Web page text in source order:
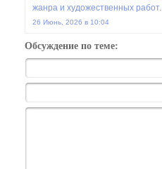
жанра и художественных работ.
26 Июнь, 2026 в 10:04
Обсуждение по теме: